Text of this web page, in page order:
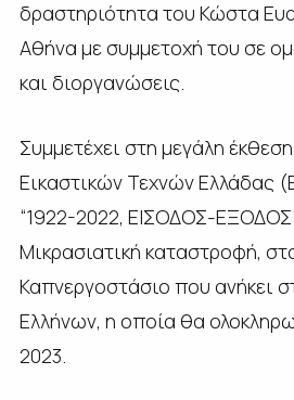
δραστηριότητα του Κώστα
Αθήνα με συμμετοχή του σε
και διοργανώσεις.
Συμμετέχει στη μεγάλη
Εικαστικών Τεχνών Ελλάδας
“1922-2022, ΕΙΣΟΔΟΣ-
Μικρασιατική καταστροφή,
Καπνεργοστάσιο που ανήκει
Ελλήνων, η οποία θα
2023.